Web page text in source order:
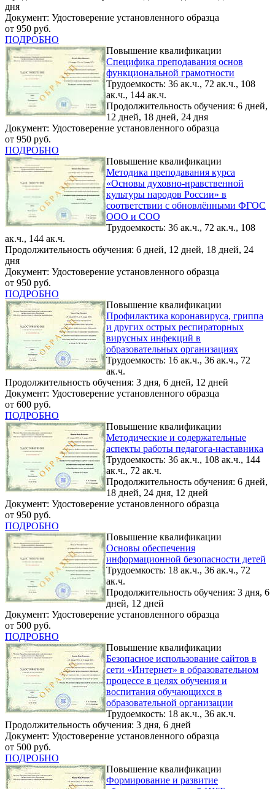
дня
Документ: Удостоверение установленного образца
от 950 руб.
ПОДРОБНО
Повышение квалификации
Специфика преподавания основ
функциональной грамотности
Трудоемкость: 36 ак.ч., 72 ак.ч., 108
ак.ч., 144 ак.ч.
Продолжительность обучения: 6 дней,
12 дней, 18 дней, 24 дня
Документ: Удостоверение установленного образца
от 950 руб.
ПОДРОБНО
Повышение квалификации
Методика преподавания курса
«Основы духовно-нравственной
культуры народов России» в
соответствии с обновлёнными ФГОС
ООО и СОО
Трудоемкость: 36 ак.ч., 72 ак.ч., 108
ак.ч., 144 ак.ч.
Продолжительность обучения: 6 дней, 12 дней, 18 дней, 24
дня
Документ: Удостоверение установленного образца
от 950 руб.
ПОДРОБНО
Повышение квалификации
Профилактика коронавируса, гриппа
и других острых респираторных
вирусных инфекций в
образовательных организациях
Трудоемкость: 16 ак.ч., 36 ак.ч., 72
ак.ч.
Продолжительность обучения: 3 дня, 6 дней, 12 дней
Документ: Удостоверение установленного образца
от 600 руб.
ПОДРОБНО
Повышение квалификации
Методические и содержательные
аспекты работы педагога-наставника
Трудоемкость: 36 ак.ч., 108 ак.ч., 144
ак.ч., 72 ак.ч.
Продолжительность обучения: 6 дней,
18 дней, 24 дня, 12 дней
Документ: Удостоверение установленного образца
от 950 руб.
ПОДРОБНО
Повышение квалификации
Основы обеспечения
информационной безопасности детей
Трудоемкость: 18 ак.ч., 36 ак.ч., 72
ак.ч.
Продолжительность обучения: 3 дня, 6
дней, 12 дней
Документ: Удостоверение установленного образца
от 500 руб.
ПОДРОБНО
Повышение квалификации
Безопасное использование сайтов в
сети «Интернет» в образовательном
процессе в целях обучения и
воспитания обучающихся в
образовательной организации
Трудоемкость: 18 ак.ч., 36 ак.ч.
Продолжительность обучения: 3 дня, 6 дней
Документ: Удостоверение установленного образца
от 500 руб.
ПОДРОБНО
Повышение квалификации
Формирование и развитие